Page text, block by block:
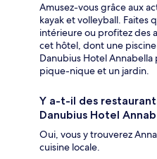
Amusez-vous grâce aux
kayak et volleyball. Faites
intérieure ou profitez des
cet hôtel, dont une
Danubius Hotel
pique-nique et un jardin.
Y a-t-il des
Danubius Hotel
Oui, vous y trouverez
cuisine locale.